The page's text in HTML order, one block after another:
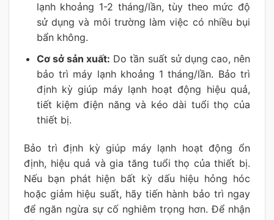
lạnh khoảng 1-2 tháng/lần, tùy theo mức độ
sử dụng và môi trường làm việc có nhiều bụi
bẩn không.
Cơ sở sản xuất: Do tần suất sử dụng cao, nên
bảo trì máy lạnh khoảng 1 tháng/lần. Bảo trì
định kỳ giúp máy lạnh hoạt động hiệu quả,
tiết kiệm điện năng và kéo dài tuổi thọ của
thiết bị.
Bảo trì định kỳ giúp máy lạnh hoạt động ổn
định, hiệu quả và gia tăng tuổi thọ của thiết bị.
Nếu bạn phát hiện bất kỳ dấu hiệu hỏng hóc
hoặc giảm hiệu suất, hãy tiến hành bảo trì ngay
để ngăn ngừa sự cố nghiêm trọng hơn. Để nhận